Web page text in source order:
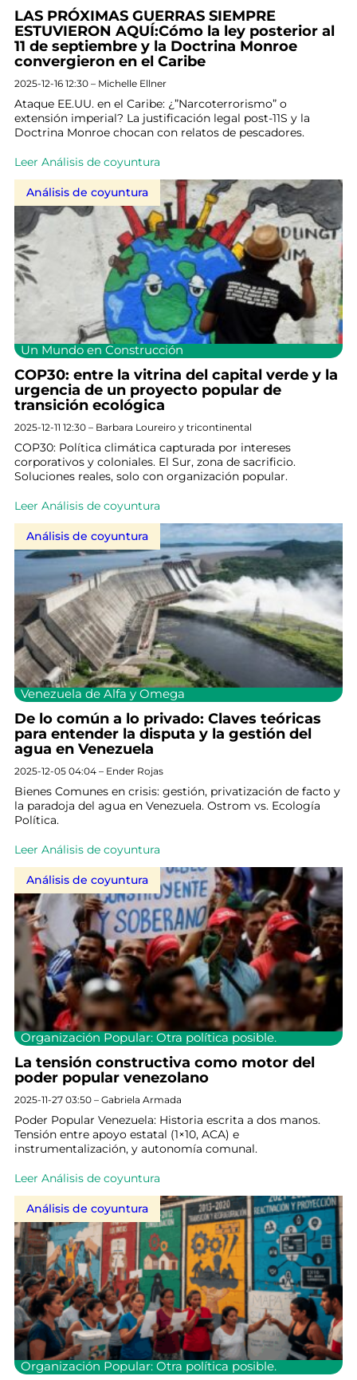
LAS PRÓXIMAS GUERRAS SIEMPRE
ESTUVIERON AQUÍ:Cómo la ley posterior al
11 de septiembre y la Doctrina Monroe
convergieron en el Caribe
2025-12-16 12:30 – Michelle Ellner
Ataque EE.UU. en el Caribe: ¿”Narcoterrorismo” o
extensión imperial? La justificación legal post-11S y la
Doctrina Monroe chocan con relatos de pescadores.
Leer Análisis de coyuntura
Análisis de coyuntura
Un Mundo en Construcción
COP30: entre la vitrina del capital verde y la
urgencia de un proyecto popular de
transición ecológica
2025-12-11 12:30 – Barbara Loureiro y tricontinental
COP30: Política climática capturada por intereses
corporativos y coloniales. El Sur, zona de sacrificio.
Soluciones reales, solo con organización popular.
Leer Análisis de coyuntura
Análisis de coyuntura
Venezuela de Alfa y Omega
De lo común a lo privado: Claves teóricas
para entender la disputa y la gestión del
agua en Venezuela
2025-12-05 04:04 – Ender Rojas
Bienes Comunes en crisis: gestión, privatización de facto y
la paradoja del agua en Venezuela. Ostrom vs. Ecología
Política.
Leer Análisis de coyuntura
Análisis de coyuntura
Organización Popular: Otra política posible.
La tensión constructiva como motor del
poder popular venezolano
2025-11-27 03:50 – Gabriela Armada
Poder Popular Venezuela: Historia escrita a dos manos.
Tensión entre apoyo estatal (1×10, ACA) e
instrumentalización, y autonomía comunal.
Leer Análisis de coyuntura
Análisis de coyuntura
Organización Popular: Otra política posible.